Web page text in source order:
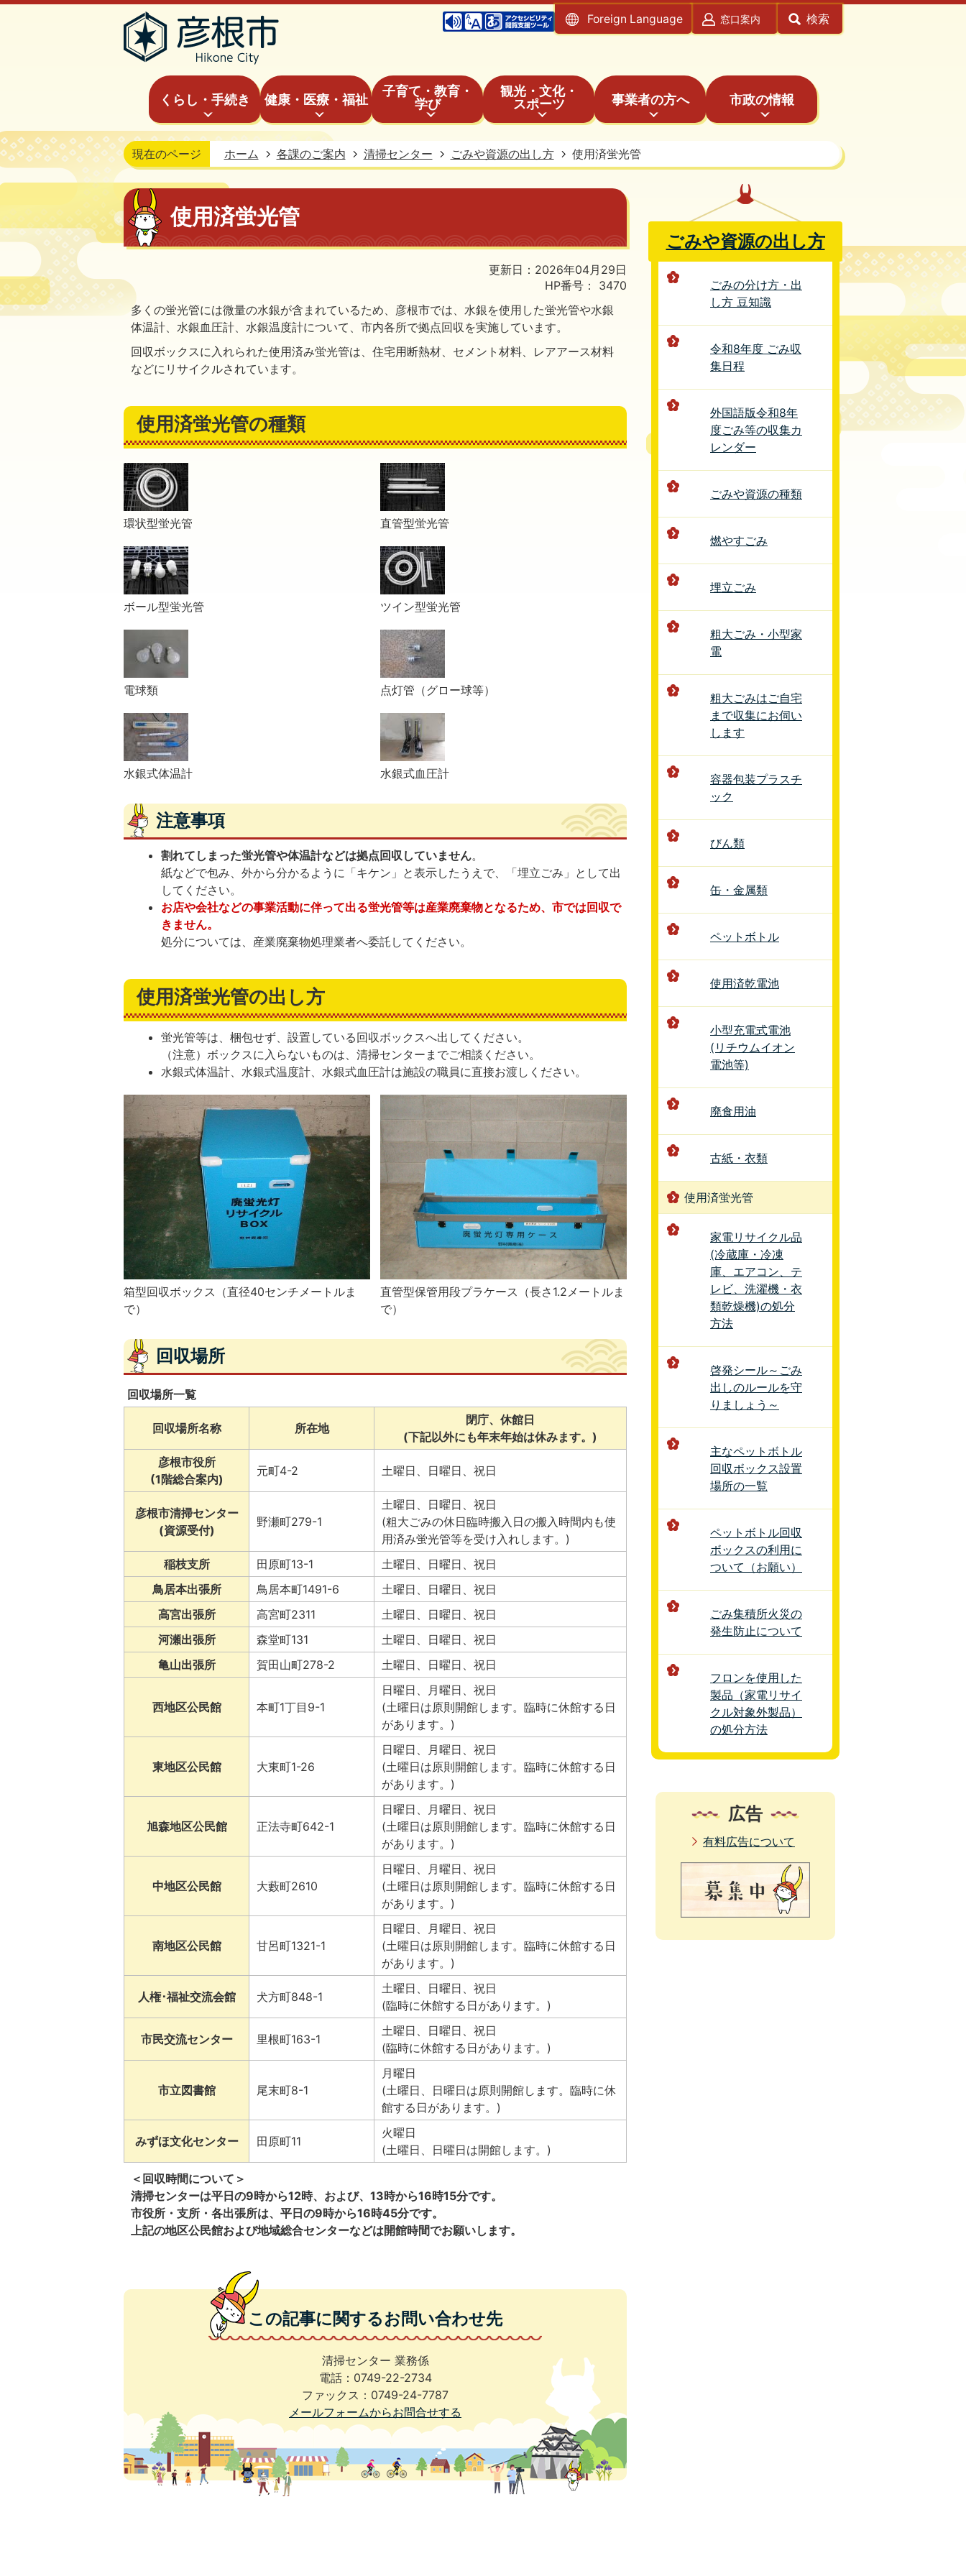
Foreign Language 窓口案内 検索
くらし・手続き 健康・医療・福祉
子育て・教育・
学び
観光・文化・
スポーツ
事業者の方へ 市政の情報
現在のページ ホーム 各課のご案内 清掃センター ごみや資源の出し方 使用済蛍光管
使用済蛍光管
更新日：2026年04月29日
HP番号：
3470
多くの蛍光管には微量の水銀が含まれているため、彦根市では、水銀を使用した蛍光管や水銀
体温計、水銀血圧計、水銀温度計について、市内各所で拠点回収を実施しています。
回収ボックスに入れられた使用済み蛍光管は、住宅用断熱材、セメント材料、レアアース材料
などにリサイクルされています。
使用済蛍光管の種類
環状型蛍光管 直管型蛍光管
ボール型蛍光管 ツイン型蛍光管
電球類 点灯管（グロー球等）
水銀式体温計 水銀式血圧計
注意事項
割れてしまった蛍光管や体温計などは拠点回収していません。
紙などで包み、外から分かるように「キケン」と表示したうえで、「埋立ごみ」として出
してください。
お店や会社などの事業活動に伴って出る蛍光管等は産業廃棄物となるため、市では回収で
きません。
処分については、産業廃棄物処理業者へ委託してください。
使用済蛍光管の出し方
蛍光管等は、梱包せず、設置している回収ボックスへ出してください。
（注意）ボックスに入らないものは、清掃センターまでご相談ください。
水銀式体温計、水銀式温度計、水銀式血圧計は施設の職員に直接お渡しください。
箱型回収ボックス（直径40センチメートルま
で）
直管型保管用段プラケース（長さ1.2メートルま
で）
回収場所
回収場所一覧
回収場所名称 所在地
閉庁、休館日
(下記以外にも年末年始は休みます。)
彦根市役所
(1階総合案内)
元町4-2 土曜日、日曜日、祝日
彦根市清掃センター
(資源受付)
野瀬町279-1
土曜日、日曜日、祝日
(粗大ごみの休日臨時搬入日の搬入時間内も使
用済み蛍光管等を受け入れします。)
稲枝支所
田原町13-1
土曜日、日曜日、祝日
鳥居本出張所
鳥居本町1491-6
土曜日、日曜日、祝日
高宮出張所
高宮町2311
土曜日、日曜日、祝日
河瀬出張所
森堂町131
土曜日、日曜日、祝日
亀山出張所
賀田山町278-2 土曜日、日曜日、祝日
西地区公民館 本町1丁目9-1
日曜日、月曜日、祝日
(土曜日は原則開館します。臨時に休館する日
があります。)
東地区公民館 大東町1-26
日曜日、月曜日、祝日
(土曜日は原則開館します。臨時に休館する日
があります。)
旭森地区公民館 正法寺町642-1
日曜日、月曜日、祝日
(土曜日は原則開館します。臨時に休館する日
があります。)
中地区公民館 大藪町2610
日曜日、月曜日、祝日
(土曜日は原則開館します。臨時に休館する日
があります。)
南地区公民館 甘呂町1321-1
日曜日、月曜日、祝日
(土曜日は原則開館します。臨時に休館する日
があります。)
人権･福祉交流会館 犬方町848-1
土曜日、日曜日、祝日
(臨時に休館する日があります。)
市民交流センター 里根町163-1
土曜日、日曜日、祝日
(臨時に休館する日があります。)
市立図書館 尾末町8-1
月曜日
(土曜日、日曜日は原則開館します。臨時に休
館する日があります。)
みずほ文化センター 田原町11
火曜日
(土曜日、日曜日は開館します。)
＜回収時間について＞
清掃センターは平日の9時から12時、および、13時から16時15分です。
市役所・支所・各出張所は、平日の9時から16時45分です。
上記の地区公民館および地域総合センターなどは開館時間でお願いします。
この記事に関するお問い合わせ先
清掃センター 業務係
電話：0749-22-2734
ファックス：0749-24-7787
メールフォームからお問合せする
ごみや資源の出し方
ごみの分け方・出
し方 豆知識
令和8年度 ごみ収
集日程
外国語版令和8年
度ごみ等の収集カ
レンダー
ごみや資源の種類
燃やすごみ
埋立ごみ
粗大ごみ・小型家
電
粗大ごみはご自宅
まで収集にお伺い
します
容器包装プラスチ
ック
びん類
缶・金属類
ペットボトル
使用済乾電池
小型充電式電池
(リチウムイオン
電池等)
廃食用油
古紙・衣類
使用済蛍光管
家電リサイクル品
(冷蔵庫・冷凍
庫、エアコン、テ
レビ、洗濯機・衣
類乾燥機)の処分
方法
啓発シール～ごみ
出しのルールを守
りましょう～
主なペットボトル
回収ボックス設置
場所の一覧
ペットボトル回収
ボックスの利用に
ついて（お願い）
ごみ集積所火災の
発生防止について
フロンを使用した
製品（家電リサイ
クル対象外製品）
の処分方法
広告
有料広告について